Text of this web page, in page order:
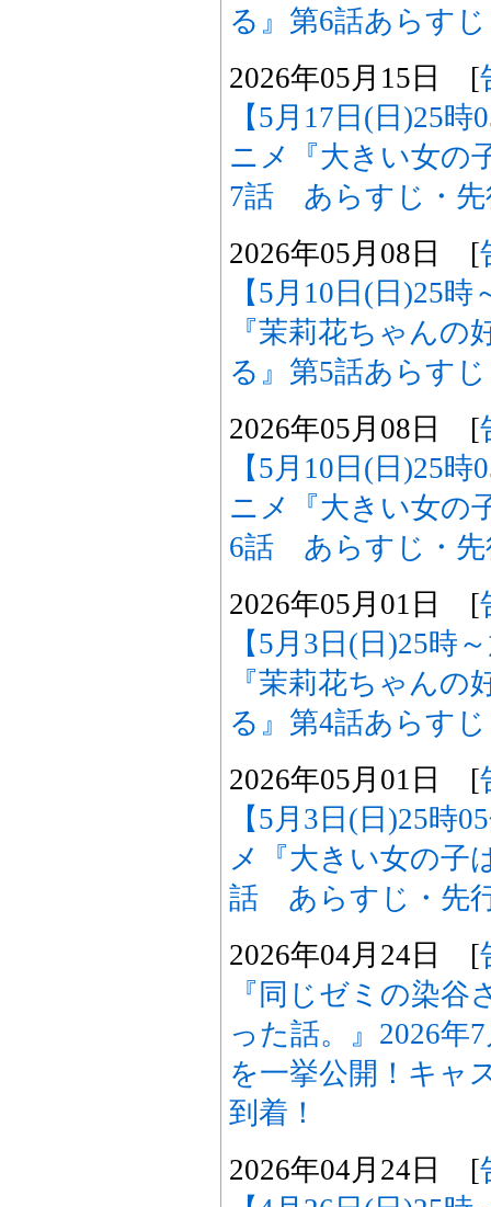
る』第6話あらす
2026年05月15日 [
【5月17日(日)25
ニメ『大きい女の
7話 あらすじ・先
2026年05月08日 [
【5月10日(日)25
『茉莉花ちゃん
る』第5話あらす
2026年05月08日 [
【5月10日(日)25
ニメ『大きい女の
6話 あらすじ・先
2026年05月01日 [
【5月3日(日)25時
『茉莉花ちゃん
る』第4話あらす
2026年05月01日 [
【5月3日(日)25時
メ『大きい女の子
話 あらすじ・先
2026年04月24日 [
『同じゼミの染
った話。』2026年
を一挙公開！キャ
到着！
2026年04月24日 [